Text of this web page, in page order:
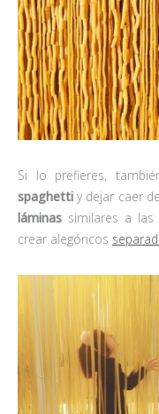
Si lo prefieres,
spaghetti y dejar caer
láminas similares a
crear alegóricos